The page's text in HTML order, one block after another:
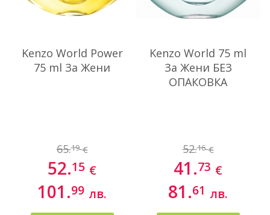
Kenzo World Power
75 ml За Жени
65.19 €
52.15 €
101.99 лв.
Kenzo World 75 ml
За Жени БЕЗ
ОПАКОВКА
52.16 €
41.73 €
81.61 лв.